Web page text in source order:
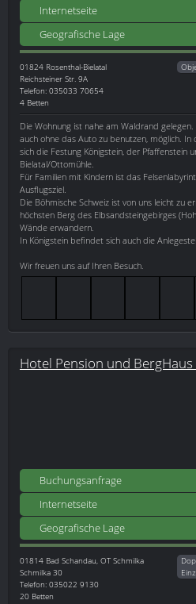
Internetseite
Geografische Lage
01824 Rosenthal-Bielatal
Reichsteiner Str. 9A
Telefon: 035033 70654
4 Betten
Die Wohnung ist nahe am Waldrand
auch ohne das Auto zu benutzen, möglich.
sich die Festung Königstein, der Pfaffenstein
Bielatal/Ottomühle.
Für Familien mit Kindern ist das
Ausflugsziel.
Die Böhmische Schweiz ist von uns leicht zu
höchsten Berg des Elbsandsteingebirges
Wände erwandern.
In Königstein befindet sich auch die
Wir freuen uns auf Ihren Besuch.
Hotel Pension und
Buchungsanfrage
Internetseite
Geografische Lage
01814 Bad Schandau, OT Schmilka
Schmilka 30
Telefon: 035022 9130
20 Betten